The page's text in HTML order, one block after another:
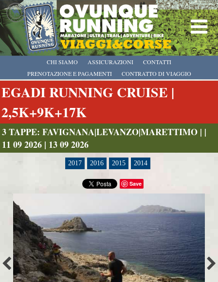
CHI SIAMO
PRENOTAZIONE E PAGAMENTI
CONTRATTO DI VIAGGIO
ASSICURAZIONI CONTATTI
EGADI RUNNING CRUISE |
2,5K+9K+17K
3 TAPPE: FAVIGNANA|LEVANZO|MARETTIMO | |
11 09 2026 | 13 09 2026
2017 2016 2015 2014
Save